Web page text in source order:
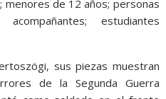
de 12 años; personas
estudiantes
sus piezas muestran
de la Segunda Guerra